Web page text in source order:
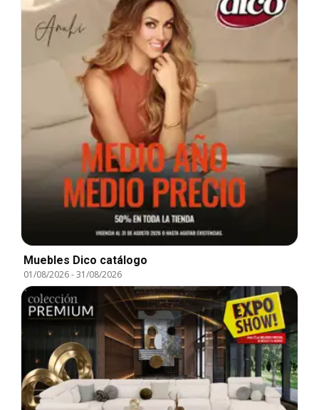
Muebles Dico catálogo
01/08/2026-31/08/2026